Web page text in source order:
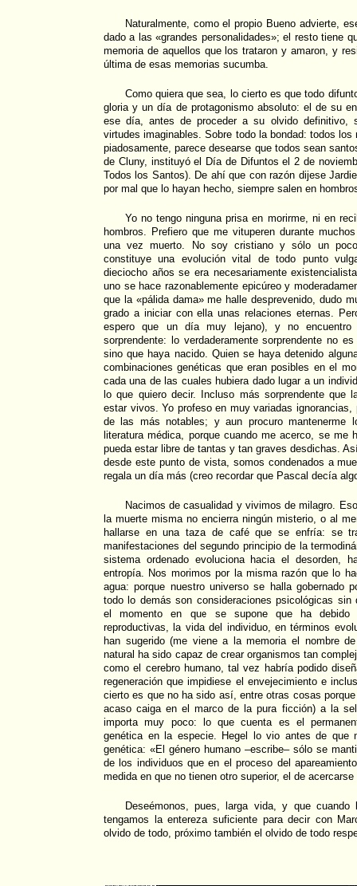
Naturalmente, como el propio Bueno advierte,
dado a las «grandes personalidades»; el resto tiene
memoria de aquellos que los trataron y amaron, y
última de esas memorias sucumba.
Como quiera que sea, lo cierto es que todo
gloria y un día de protagonismo absoluto: el de su
ese día, antes de proceder a su olvido definitivo,
virtudes imaginables. Sobre todo la bondad: todos
piadosamente, parece desearse que todos sean
de Cluny, instituyó el Día de Difuntos el 2 de
Todos los Santos). De ahí que con razón dijese
por mal que lo hayan hecho, siempre salen en
Yo no tengo ninguna prisa en morirme, ni en
hombros. Prefiero que me vituperen durante
una vez muerto. No soy cristiano y sólo un
constituye una evolución vital de todo punto
dieciocho años se era necesariamente
uno se hace razonablemente epicúreo y
que la «pálida dama» me halle desprevenido, dudo
grado a iniciar con ella unas relaciones eternas.
espero que un día muy lejano), y no
sorprendente: lo verdaderamente sorprendente no
sino que haya nacido. Quien se haya detenido
combinaciones genéticas que eran posibles en el
cada una de las cuales hubiera dado lugar a un
lo que quiero decir. Incluso más sorprendente que
estar vivos. Yo profeso en muy variadas
de las más notables; y aun procuro mantenerme
literatura médica, porque cuando me acerco, se me
pueda estar libre de tantas y tan graves desdichas.
desde este punto de vista, somos condenados a
regala un día más (creo recordar que Pascal decía
Nacimos de casualidad y vivimos de milagro.
la muerte misma no encierra ningún misterio, o al
hallarse en una taza de café que se enfría: se
manifestaciones del segundo principio de la
sistema ordenado evoluciona hacia el desorden,
entropía. Nos morimos por la misma razón que lo
agua: porque nuestro universo se halla gobernado
todo lo demás son consideraciones psicológicas sin
el momento en que se supone que ha debido
reproductivas, la vida del individuo, en términos
han sugerido (me viene a la memoria el nombre
natural ha sido capaz de crear organismos tan
como el cerebro humano, tal vez habría podido
regeneración que impidiese el envejecimiento e
cierto es que no ha sido así, entre otras cosas
acaso caiga en el marco de la pura ficción) a la
importa muy poco: lo que cuenta es el
genética en la especie. Hegel lo vio antes de que
genética: «El género humano –escribe– sólo se
de los individuos que en el proceso del
medida en que no tienen otro superior, el de
Deseémonos, pues, larga vida, y que
tengamos la entereza suficiente para decir con
olvido de todo, próximo también el olvido de todo